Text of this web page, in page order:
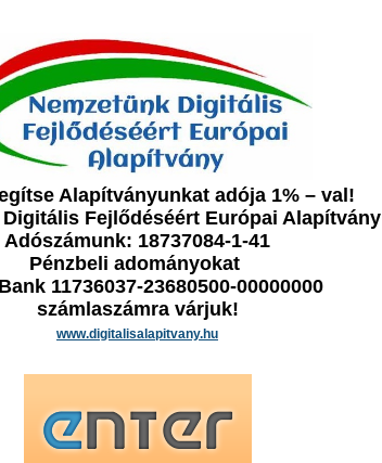
Alapítványunkat adója 1% – val!
Fejlődéséért Európai Alapítvány
Adószámunk: 18737084-1-41
Pénzbeli adományokat
11736037-23680500-00000000
számlaszámra várjuk!
www.digitalisalapitvany.hu